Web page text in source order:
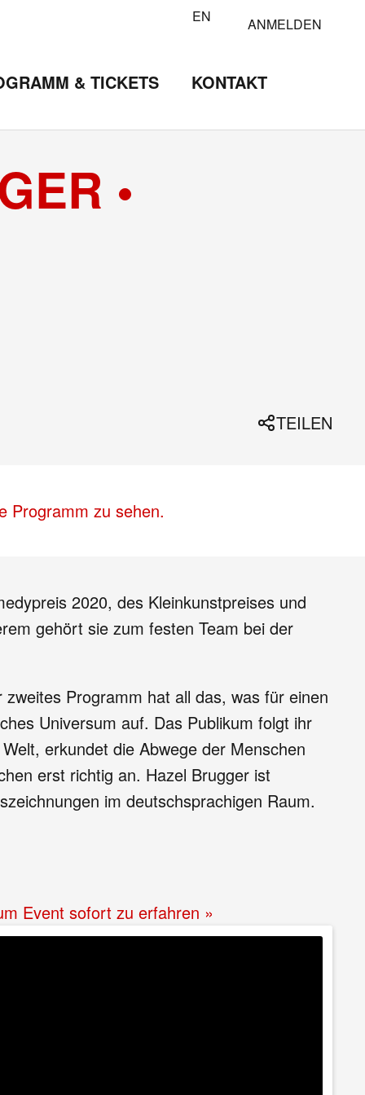
EN ANMELDEN
& TICKETS KONTAKT
•
TEILEN
Programm zu sehen.
2020, des Kleinkunstpreises und
gehört sie zum festen Team bei der
Programm hat all das, was für einen
Universum auf. Das Publikum folgt ihr
erkundet die Abwege der Menschen
erst richtig an. Hazel Brugger ist
im deutschsprachigen Raum.
Event sofort zu erfahren »